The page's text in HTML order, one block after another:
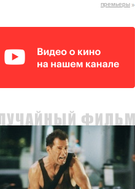
премьеры